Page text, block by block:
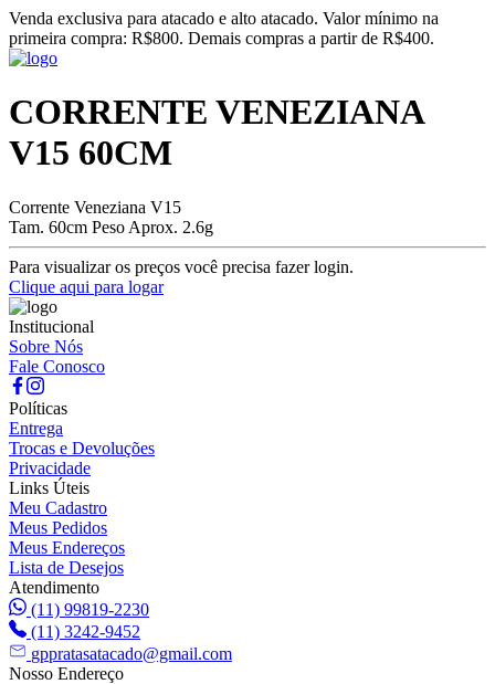
Venda exclusiva para atacado e alto atacado. Valor mínimo na
primeira compra: R$800. Demais compras a partir de R$400.
CORRENTE VENEZIANA
V15 60CM
Corrente Veneziana V15
Tam. 60cm Peso Aprox. 2.6g
Para visualizar os preços você precisa fazer login.
Clique aqui para logar
Institucional
Sobre Nós
Fale Conosco
Políticas
Entrega
Trocas e Devoluções
Privacidade
Links Úteis
Meu Cadastro
Meus Pedidos
Meus Endereços
Lista de Desejos
Atendimento
(11) 99819-2230
(11) 3242-9452
gppratasatacado@gmail.com
Nosso Endereço